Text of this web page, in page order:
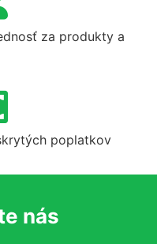
za produkty a
poplatkov
nás